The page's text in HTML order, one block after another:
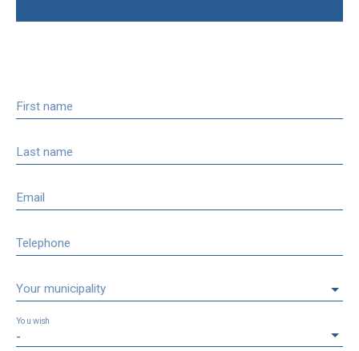
First name
Last name
Email
Telephone
Your municipality
-
You wish